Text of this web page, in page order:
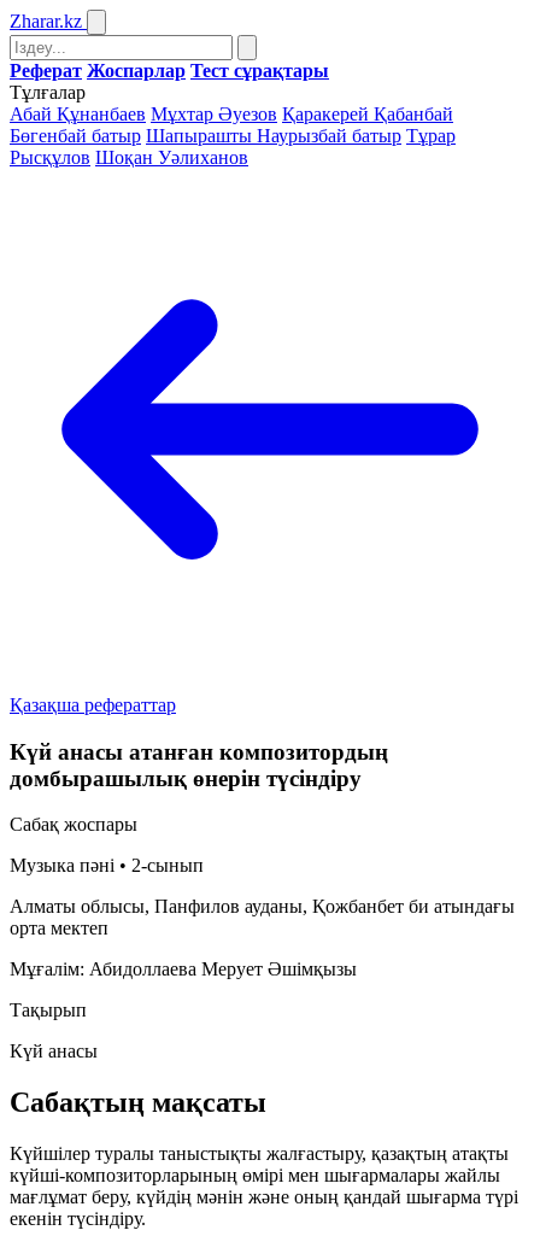
Zharar.kz
Реферат Жоспарлар Тест сұрақтары
Тұлғалар
Абай Құнанбаев Мұхтар Әуезов Қаракерей Қабанбай
Бөгенбай батыр Шапырашты Наурызбай батыр Тұрар
Рысқұлов Шоқан Уәлиханов
Қазақша рефераттар
Күй анасы атанған композитордың
домбырашылық өнерін түсіндіру
Сабақ жоспары
Музыка пәні • 2-сынып
Алматы облысы, Панфилов ауданы, Қожбанбет би атындағы
орта мектеп
Мұғалім: Абидоллаева Мерует Әшімқызы
Тақырып
Күй анасы
Сабақтың мақсаты
Күйшілер туралы таныстықты жалғастыру, қазақтың атақты
күйші-композиторларының өмірі мен шығармалары жайлы
мағлұмат беру, күйдің мәнін және оның қандай шығарма түрі
екенін түсіндіру.